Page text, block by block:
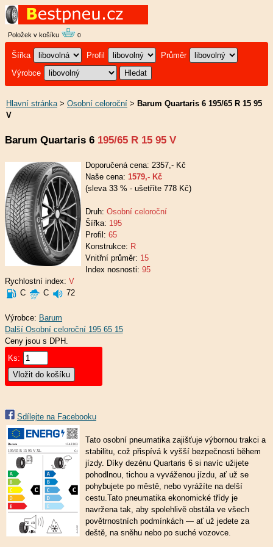
Položek v košíku 0
Šířka Profil
Průměr
Výrobce
Hlavní stránka> Osobní celoroční > Barum Quartaris 6 195/65 R 15 95
V
Barum Quartaris 6 195/65 R 15 95 V
Doporučená cena: 2357,- Kč
Naše cena: 1579,- Kč
(sleva 33 % - ušetříte 778 Kč)
Druh: Osobní celoroční
Šířka: 195
Profil: 65
Konstrukce: R
Vnitřní průměr: 15
Index nosnosti: 95
Rychlostní index: V
C
C 72
Výrobce: Barum
Ceny jsou s DPH.
Ks:
Sdílejte na Facebooku
Tato osobní pneumatika zajišťuje výbornou trakci a
stabilitu, což přispívá k vyšší bezpečnosti během
jízdy. Díky dezénu Quartaris 6 si navíc užijete
pohodlnou, tichou a vyváženou jízdu, ať už se
pohybujete po městě, nebo vyrážíte na delší
cestu.Tato pneumatika ekonomické třídy je
navržena tak, aby spolehlivě obstála ve všech
povětrnostních podmínkách — ať už jedete za
deště, na sněhu nebo po suché vozovce.